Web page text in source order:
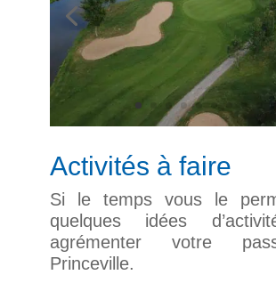
Activités à faire
Si le temps vous le
quelques idées
agrémenter votre
Princeville.